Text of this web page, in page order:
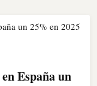
España un